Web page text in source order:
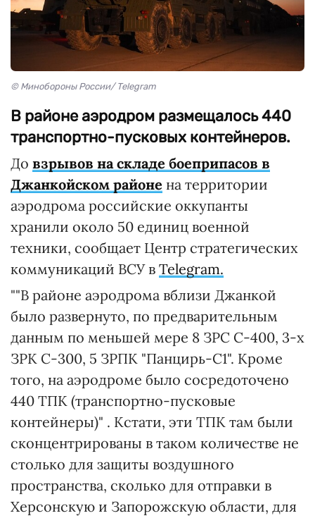
© Минобороны России/ Telegram
В районе аэродром размещалось 440
транспортно-пусковых контейнеров.
До взрывов на складе боеприпасов в
Джанкойском районе на территории
аэродрома российские оккупанты
хранили около 50 единиц военной
техники, сообщает Центр стратегических
коммуникаций ВСУ в Telegram.
""В районе аэродрома вблизи Джанкой
было развернуто, по предварительным
данным по меньшей мере 8 ЗРС С-400, 3-х
ЗРК С-300, 5 ЗРПК "Панцирь-С1". Кроме
того, на аэродроме было сосредоточено
440 ТПК (транспортно-пусковые
контейнеры)" . Кстати, эти ТПК там были
сконцентрированы в таком количестве не
столько для защиты воздушного
пространства, сколько для отправки в
Херсонскую и Запорожскую области, для